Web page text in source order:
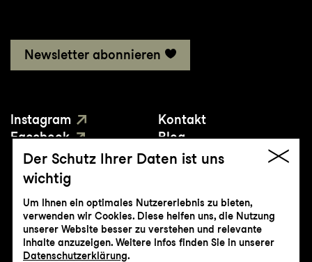
Newsletter abonnieren
Instagram
Facebook
YouTube
Kontakt
Blog
Presse
© Genossenschaft Konzert und Theater
Der Schutz Ihrer Daten ist uns
wichtig
Um Ihnen ein optimales Nutzererlebnis zu bieten,
verwenden wir Cookies. Diese helfen uns, die Nutzung
unserer Website besser zu verstehen und relevante
Inhalte anzuzeigen. Weitere Infos finden Sie in unserer
Datenschutzerklärung.